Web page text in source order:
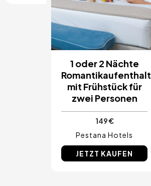
Costa del Sol, Spanien
Tarragona, Spanien
Teneriffa, Spanien
Cádiz, Spanien
Alicante, Spanien
Pontevedra, Spanien
Lissabon, Portugal
Oporto, Portugal
1 oder 2 Nächte
Romantikaufenthalt
mit Frühstück für
zwei Personen
149 €
Pestana Hotels
JETZT KAUFEN